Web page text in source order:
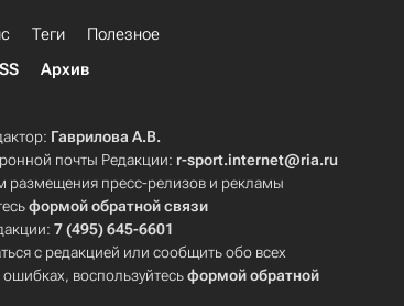
Теги
Полезное
Архив
Гаврилова А.В.
почты Редакции: r-sport.internet@ria.ru
размещения пресс-релизов и рекламы
формой обратной связи
7 (495) 645-6601
с редакцией или сообщить обо всех
воспользуйтесьформой обратной